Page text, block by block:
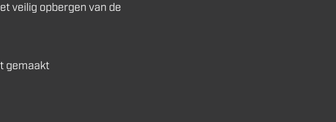
veilig opbergen van de
gemaakt